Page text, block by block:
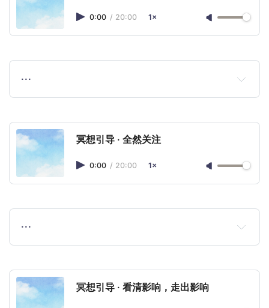
0:00 / 20:00 1×
…
冥想引导 · 全然关注
0:00 / 20:00 1×
…
冥想引导 · 看清影响，走出影响